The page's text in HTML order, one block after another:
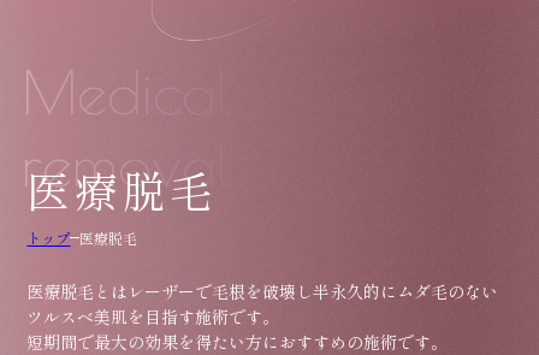
Medical hair
removal
医療脱毛
トップ 医療脱毛
医療脱毛とはレーザーで毛根を破壊し半永久的にムダ毛のない
ツルスベ美肌を目指す施術です。
短期間で最大の効果を得たい方におすすめの施術です。